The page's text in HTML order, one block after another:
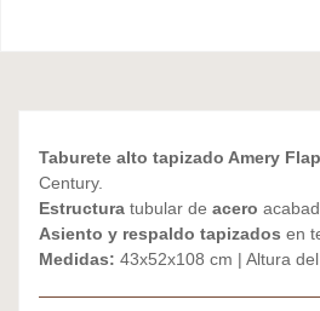
Taburete alto tapizado Amery
Century.
Estructura tubular de acero
Asiento y respaldo tapizados en
Medidas: 43x52x108 cm | Altura